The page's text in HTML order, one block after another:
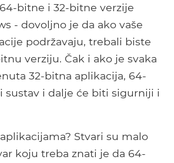
bitne i 32-bitne verzije
- dovoljno je da ako vaše
podržavaju, trebali biste
verziju. Čak i ako je svaka
32-bitna aplikacija, 64-
sustav i dalje će biti sigurniji i
Stvari su malo
koju treba znati je da 64-